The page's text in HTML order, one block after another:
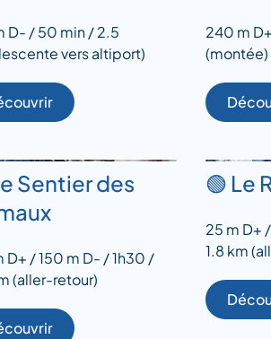
D- / 50 min / 2.5
vers altiport)
240 m
(montée)
Sentier des
D+ / 150 m D- / 1h30 /
(aller-retour)
🟢 Le
25 m D+
1.8 km